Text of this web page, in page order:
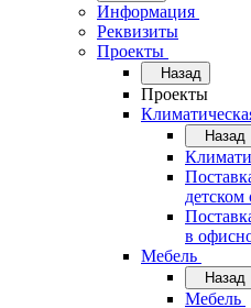
Информация
Реквизиты
Проекты
Назад
Проекты
Назад
детском
в
Мебель
Назад
Мебель